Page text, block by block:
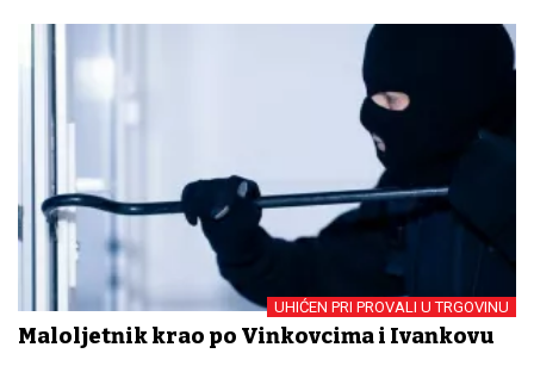
UHIĆEN PRI PROVALI U TRGOVINU
Maloljetnik krao po Vinkovcima i Ivankovu